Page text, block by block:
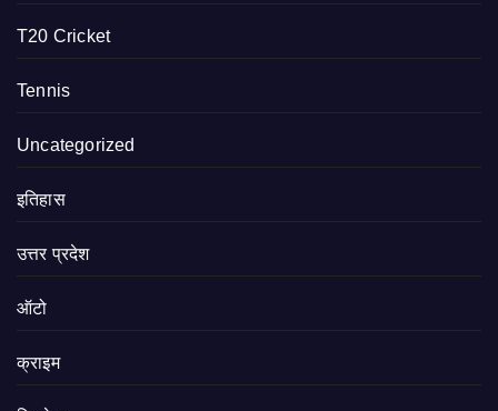
T20 Cricket
Tennis
Uncategorized
इतिहास
उत्तर प्रदेश
ऑटो
क्राइम